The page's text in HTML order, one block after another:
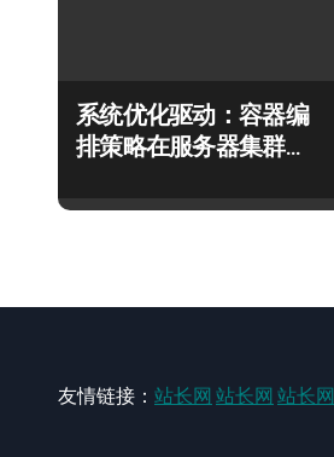
系统优化驱动：容器编
排策略在服务器集群的
友情链接： 站长网 站长网 站长网